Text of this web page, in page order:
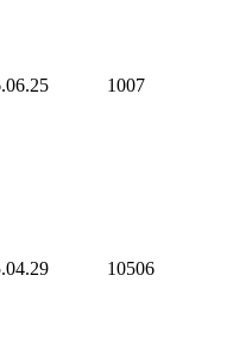
1007
10506